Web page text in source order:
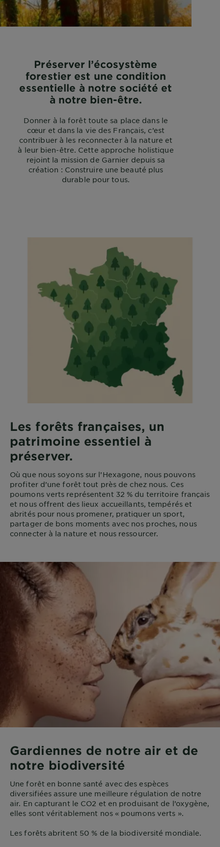
Préserver l’écosystème
forestier est une condition
essentielle à notre société et
à notre bien-être.
Donner à la forêt toute sa place dans le
cœur et dans la vie des Français, c’est
contribuer à les reconnecter à la nature et
à leur bien-être. Cette approche holistique
rejoint la mission de Garnier depuis sa
création : Construire une beauté plus
durable pour tous.
Les forêts françaises, un
patrimoine essentiel à
préserver.
Où que nous soyons sur l’Hexagone, nous pouvons
profiter d’une forêt tout près de chez nous. Ces
poumons verts représentent 32 % du territoire français
et nous offrent des lieux accueillants, tempérés et
abrités pour nous promener, pratiquer un sport,
partager de bons moments avec nos proches, nous
connecter à la nature et nous ressourcer.
Gardiennes de notre air et de
notre biodiversité
Une forêt en bonne santé avec des espèces
diversifiées assure une meilleure régulation de notre
air. En capturant le CO2 et en produisant de l’oxygène,
elles sont véritablement nos « poumons verts ».
Les forêts abritent 50 % de la biodiversité mondiale.